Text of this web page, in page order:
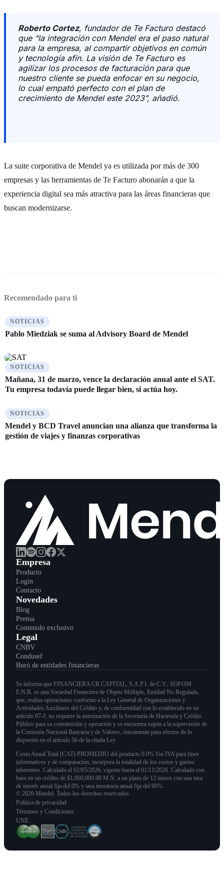
Roberto Cortez, fundador de Te Facturo destacó
que “la integración con Mendel era el paso natural
para la empresa, al compartir objetivos en común
y tecnología afín. La visión de Te Facturo es
agilizar los procesos de facturación para que
nuestro cliente se pueda enfocar en su negocio,
lo cual empató perfecto con el plan de
crecimiento de Mendel este 2023”, añadió.
La suite corporativa de Mendel ya es utilizada por más de 300
empresas y las herramientas de Te Facturo abonarán a que la
experiencia digital sea más atractiva para las áreas financieras que
buscan modernizarse.
Recomendado para ti
NOTICIAS
Pablo Miedziak se suma al Advisory Board de Mendel
NOTICIAS
Mañana, 31 de marzo, vence la declaración anual ante el SAT.
Tu empresa todavía puede llegar bien, si actúa hoy.
NOTICIAS
Mendel y BCD Travel anuncian una alianza que transforma la
gestión de viajes y finanzas corporativas
Empresa
Producto
Login
Contacto
Novedades
Blog
Prensa
Contenido exclusivo
Legal
CNBV
Condusef
Buró de entidades financieras
Se informa que FINANCIERA CR CAPITAL, S.A.P.I. de C.V., SOFOM
E.N.R. es una Sociedad Financiera de Objeto Múltiple, Entidad No Regulada,
que, realiza operaciones conforme a la Ley General de Organizaciones y
Actividades Auxiliares del Crédito y, de conformidad con lo establecido en su
artículo 87-J, no requiere la autorización de la Secretaría de Hacienda y Crédito
Público para su constitución y operación y se encuentra sujeta a la supervisión de
la Comisión Nacional Bancaria y de Valores, únicamente para efectos de lo
dispuesto en el artículo 56 de la citada Ley.
Costo Anual Total (CAT) PROMEDIO del producto 0.0% Sin IVA para fines
informativos y de comparación, incorpora la totalidad de los costos y gastos
inherentes. Calculado el 02/05/2026, vigente hasta el 01/11/2026. Calculado con
base en un crédito de $1,000,000.00 M.N. a un plazo de 12 meses con una tasa
de interés anual fija del 0% y tasa moratoria anual fija del 60%.
© 2026 Mendel. Todos los derechos reservados.
Política de privacidad
Términos y Condiciones
UNE